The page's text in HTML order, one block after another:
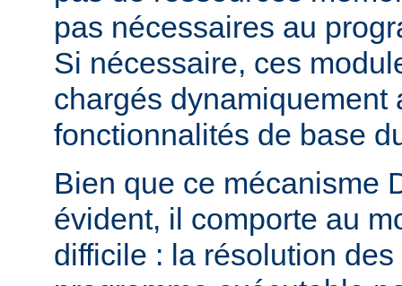
pas nécessaires au
Si nécessaire, ces
chargés dynamiquement
fonctionnalités de base
Bien que ce mécanisme
évident, il comporte au
difficile : la résolution